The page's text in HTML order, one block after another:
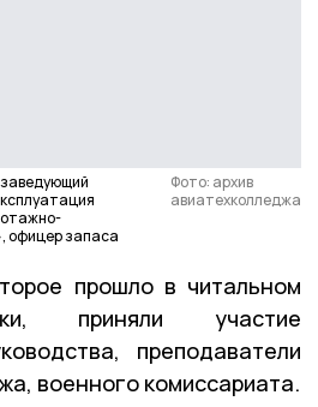
офицер запаса
Фото: архив
авиатехколледжа
прошло в читальном
приняли участие
преподаватели
военного комиссариата.